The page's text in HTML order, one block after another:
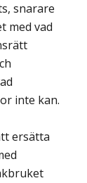
snarare
med vad
inte kan.
ersätta